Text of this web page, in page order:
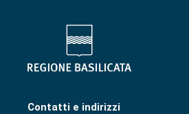
Contatti e indirizzi